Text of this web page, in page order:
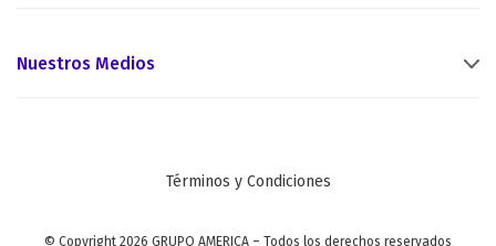
Nuestros Medios
Términos y Condiciones
© Copyright 2026 GRUPO AMERICA – Todos los derechos reservados